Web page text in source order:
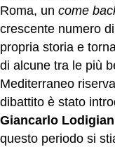
Roma, un come
crescente numero
propria storia e
di alcune tra le più
Mediterraneo
dibattito è stato
Giancarlo
questo periodo si